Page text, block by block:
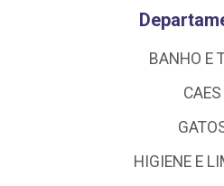
BANHO E
CAES
HIGIENE E